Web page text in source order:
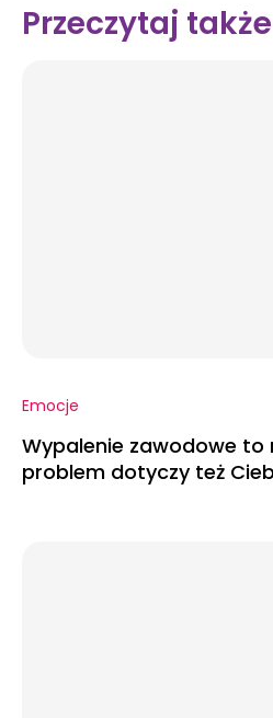
Przeczytaj także
Emocje
Wypalenie zawodowe to
problem dotyczy też